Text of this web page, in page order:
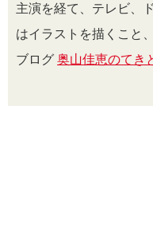
主演を経て、テレビ、
はイラストを描くこと
ブログ 奥山佳恵のてき